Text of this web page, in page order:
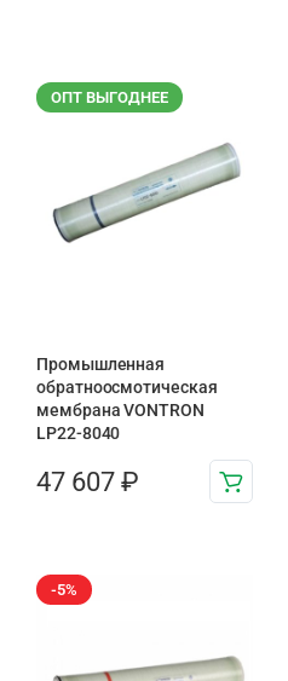
ОПТ ВЫГОДНЕЕ
Промышленная
обратноосмотическая
мембрана VONTRON
LP22-8040
47 607 ₽
-5%